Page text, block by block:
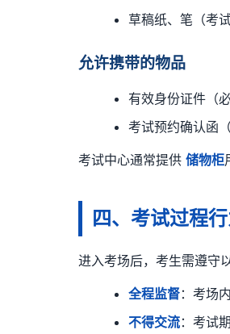
草稿纸、笔（考
允许携带的物品
有效身份证件（必
考试预约确认函
考试中心通常提供储物柜
四、考试过程
进入考场后，考生需遵守
全程监督：考场
不得交流：考试